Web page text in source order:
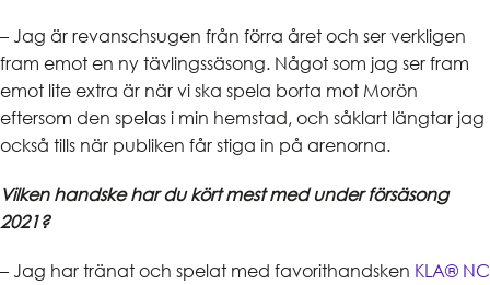
– Jag är revanschsugen från förra året och ser verkligen
fram emot en ny tävlingssäsong. Något som jag ser fram
emot lite extra är när vi ska spela borta mot Morön
eftersom den spelas i min hemstad, och såklart längtar jag
också tills när publiken får stiga in på arenorna.
Vilken handske har du kört mest med under försäsong
2021?
– Jag har tränat och spelat med favorithandsken KLA® NC